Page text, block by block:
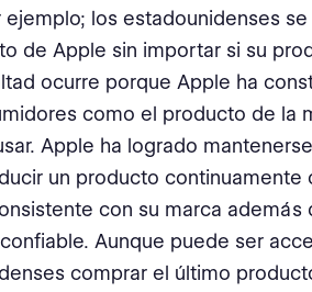
los estadounidenses se
de Apple sin importar si su
ocurre porque Apple ha
como el producto de la
Apple ha logrado
un producto continuamente
con su marca además
Aunque puede ser
comprar el último